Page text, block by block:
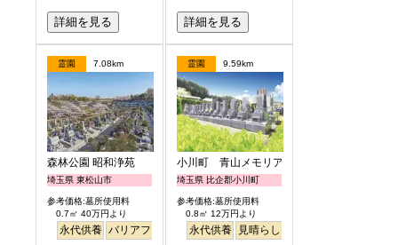
詳細を見る 詳細を見る
霊園 7.08km
森林公園 昭和浄苑
埼玉県 東松山市
参考価格:墓所使用料
0.7㎡ 40万円より
永代供養 バリアフリー
霊園 9.59km
小川町 青山メモリアルパーク
埼玉県 比企郡小川町
参考価格:墓所使用料
0.8㎡ 12万円より
永代供養 見晴らし・眺望